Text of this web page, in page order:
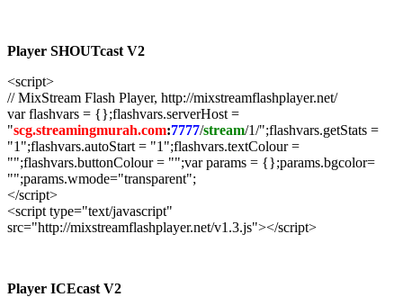
Player SHOUTcast V2
<script>
// MixStream Flash Player, http://mixstreamflashplayer.net/
var flashvars = {};flashvars.serverHost =
"scg.streamingmurah.com:7777/stream/1/";flashvars.getStats =
"1";flashvars.autoStart = "1";flashvars.textColour =
"";flashvars.buttonColour = "";var params = {};params.bgcolor=
"";params.wmode="transparent";
</script>
<script type="text/javascript"
src="http://mixstreamflashplayer.net/v1.3.js"></script>
Player ICEcast V2